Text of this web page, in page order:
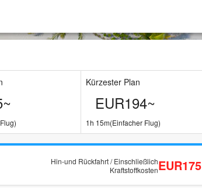
Kürzester Plan
EUR194~
1h 15m(Einfacher Flug)
Hin-und Rückfahrt / Einschließlich
KraftstoffkostenEUR175